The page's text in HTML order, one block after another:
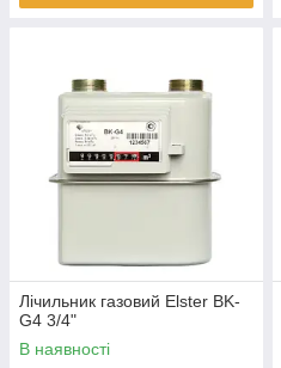
Лічильник газовий Elster BK-
G4 3/4"
В наявності